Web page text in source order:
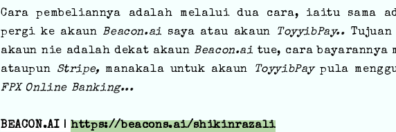
Cara pembeliannya adalah melalui dua cara, iaitu sama
pergi ke akaun Beacon.ai saya atau akaun ToyyibPay..
akaun nie adalah dekat akaun Beacon.ai tue, cara bayarannya
ataupun Stripe, manakala untuk akaun ToyyibPaypula
FPX Online Banking...
BEACON.AI |https://beacons.ai/shikinrazali